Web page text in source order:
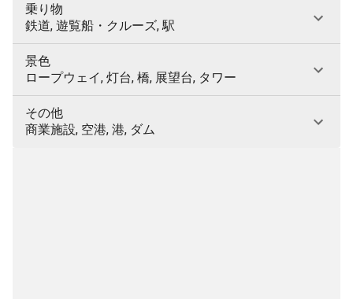
乗り物
鉄道, 遊覧船・クルーズ, 駅
景色
ロープウェイ, 灯台, 橋, 展望台, タワー
その他
商業施設, 空港, 港, ダム